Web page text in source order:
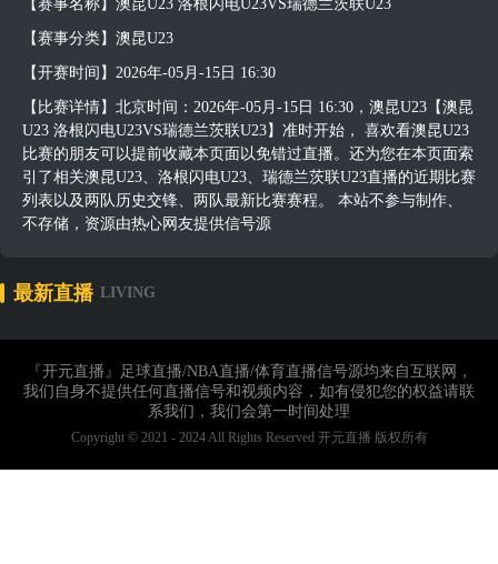
【赛事名称】澳昆U23 洛根闪电U23VS瑞德兰茨联U23
【赛事分类】澳昆U23
【开赛时间】2026年-05月-15日 16:30
【比赛详情】北京时间：2026年-05月-15日 16:30，澳昆U23【澳昆
U23 洛根闪电U23VS瑞德兰茨联U23】准时开始， 喜欢看澳昆U23
比赛的朋友可以提前收藏本页面以免错过直播。还为您在本页面索
引了相关澳昆U23、洛根闪电U23、瑞德兰茨联U23直播的近期比赛
列表以及两队历史交锋、两队最新比赛赛程。 本站不参与制作、
不存储，资源由热心网友提供信号源
最新直播 LIVING
『开元直播』足球直播/NBA直播/体育直播信号源均来自互联网，
我们自身不提供任何直播信号和视频内容，如有侵犯您的权益请联
系我们，我们会第一时间处理
Copyright © 2021 - 2024 All Rights Reserved 开元直播 版权所有